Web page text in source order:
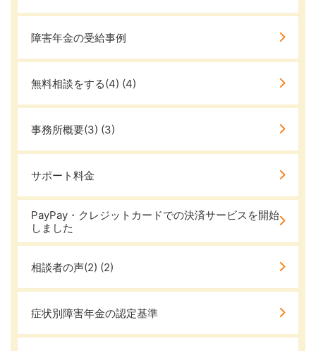
障害年金の受給事例
無料相談をする(4) (4)
事務所概要(3) (3)
サポート料金
PayPay・クレジットカードでの決済サービスを開始
しました
相談者の声(2) (2)
症状別障害年金の認定基準